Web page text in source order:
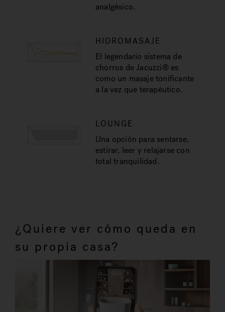
analgésico.
HIDROMASAJE
El legendario sistema de
chorros de Jacuzzi® es
como un masaje tonificante
a la vez que terapéutico.
LOUNGE
Una opción para sentarse,
estirar, leer y relajarse con
total tranquilidad.
¿Quiere ver cómo queda en
su propia casa?